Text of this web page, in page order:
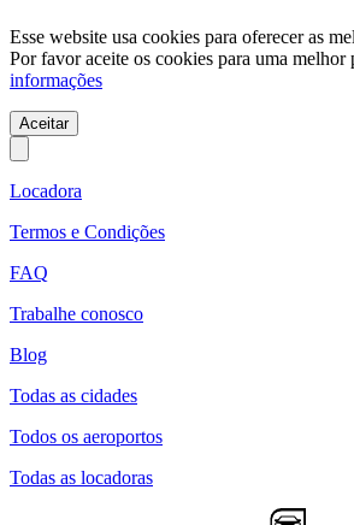
Esse website usa cookies para oferecer as
Por favor aceite os cookies para uma melhor
informações
Aceitar
Locadora
Termos e Condições
FAQ
Trabalhe conosco
Blog
Todas as cidades
Todos os aeroportos
Todas as locadoras